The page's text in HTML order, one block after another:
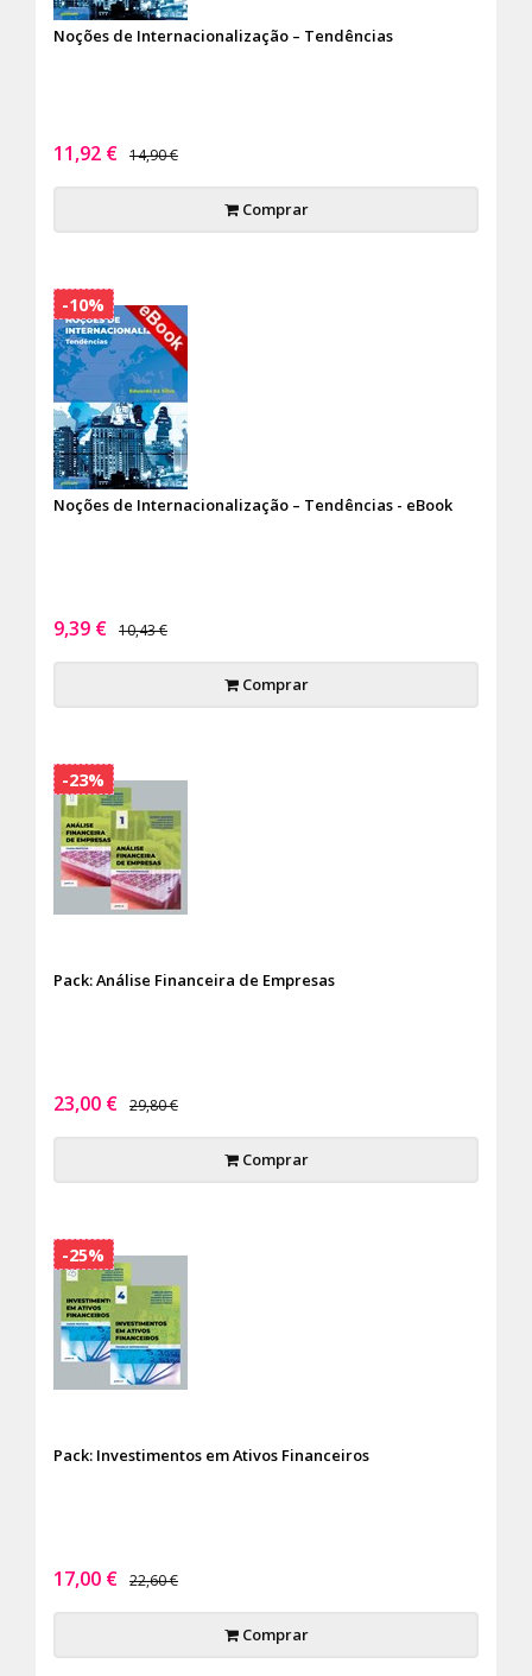
Noções de Internacionalização – Tendências
11,92 € 14,90 €
Comprar
Noções de Internacionalização – Tendências - eBook
9,39 € 10,43 €
Comprar
-10%
Pack: Análise Financeira de Empresas
23,00 € 29,80 €
Comprar
-23%
Pack: Investimentos em Ativos Financeiros
17,00 € 22,60 €
Comprar
-25%